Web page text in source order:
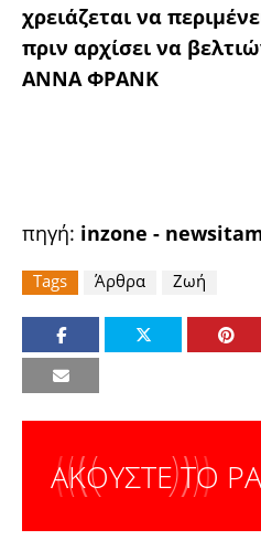
χρειάζεται να
πριν αρχίσει να
ΑΝΝΑ ΦΡΑΝΚ
πηγή: inzone -
Tags Άρθρα Ζωή
ΑΚΟΥΣΤΕ ΤΟ